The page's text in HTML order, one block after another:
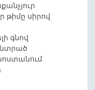
սիրով
գնով